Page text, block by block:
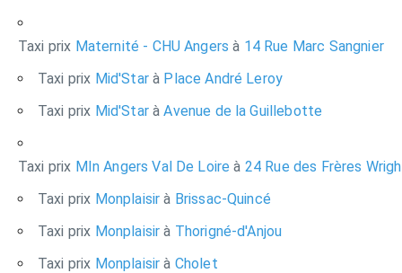
Taxi prix Maternité - CHU Angersà 14 Rue Marc Sangnier
Taxi prix Mid'Starà Place André Leroy
Taxi prix Mid'Starà Avenue de la Guillebotte
Taxi prix MIn Angers Val De Loireà 24 Rue des Frères
Taxi prix Monplaisirà Brissac-Quincé
Taxi prix Monplaisirà Thorigné-d'Anjou
Taxi prix Monplaisirà Cholet